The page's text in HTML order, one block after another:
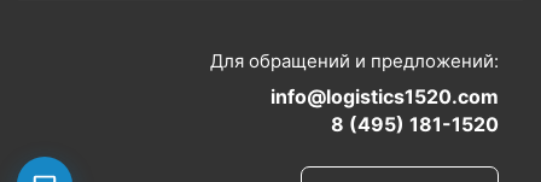
Для обращений и предложений:
info@logistics1520.com
8 (495) 181-1520